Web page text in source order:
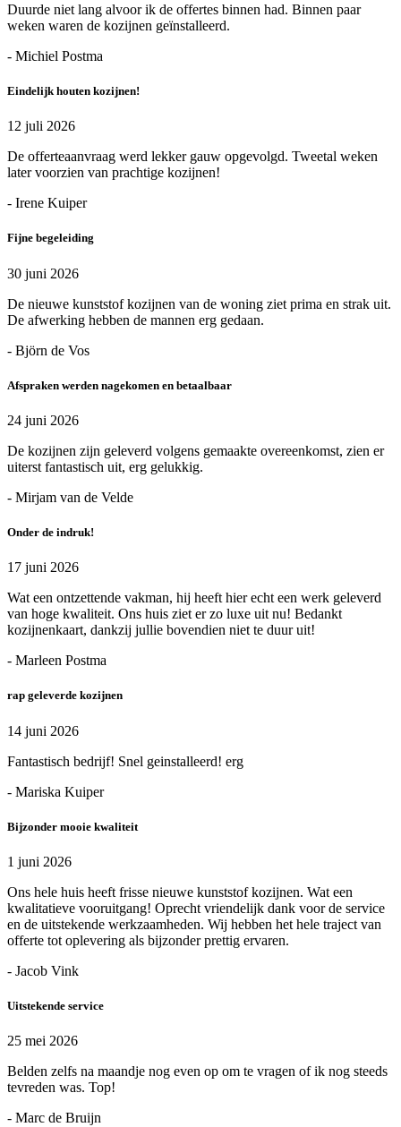
Duurde niet lang alvoor ik de offertes binnen had. Binnen paar
weken waren de kozijnen geïnstalleerd.
- Michiel Postma
Eindelijk houten kozijnen!
12 juli 2026
De offerteaanvraag werd lekker gauw opgevolgd. Tweetal weken
later voorzien van prachtige kozijnen!
- Irene Kuiper
Fijne begeleiding
30 juni 2026
De nieuwe kunststof kozijnen van de woning ziet prima en strak uit.
De afwerking hebben de mannen erg gedaan.
- Björn de Vos
Afspraken werden nagekomen en betaalbaar
24 juni 2026
De kozijnen zijn geleverd volgens gemaakte overeenkomst, zien er
uiterst fantastisch uit, erg gelukkig.
- Mirjam van de Velde
Onder de indruk!
17 juni 2026
Wat een ontzettende vakman, hij heeft hier echt een werk geleverd
van hoge kwaliteit. Ons huis ziet er zo luxe uit nu! Bedankt
kozijnenkaart, dankzij jullie bovendien niet te duur uit!
- Marleen Postma
rap geleverde kozijnen
14 juni 2026
Fantastisch bedrijf! Snel geinstalleerd! erg
- Mariska Kuiper
Bijzonder mooie kwaliteit
1 juni 2026
Ons hele huis heeft frisse nieuwe kunststof kozijnen. Wat een
kwalitatieve vooruitgang! Oprecht vriendelijk dank voor de service
en de uitstekende werkzaamheden. Wij hebben het hele traject van
offerte tot oplevering als bijzonder prettig ervaren.
- Jacob Vink
Uitstekende service
25 mei 2026
Belden zelfs na maandje nog even op om te vragen of ik nog steeds
tevreden was. Top!
- Marc de Bruijn